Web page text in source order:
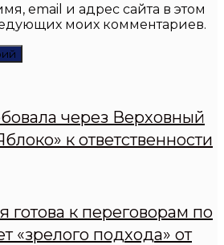
email и адрес сайта в этом
моих комментариев.
через Верховный
к ответственности
к переговорам по
«зрелого подхода» от